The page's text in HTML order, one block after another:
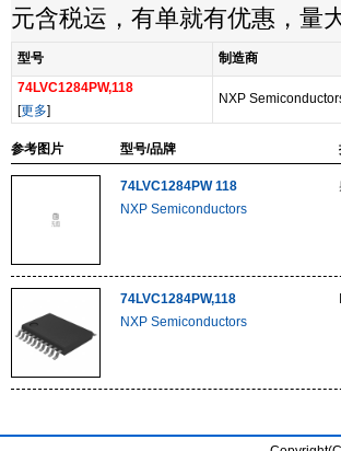
元含税运，有单就有优惠，量
型号 制造商
74LVC1284PW,118
[更多]
NXP
参考图片 型号/品牌
74LVC1284PW 118
NXP Semiconductors
74LVC1284PW,118
NXP Semiconductors